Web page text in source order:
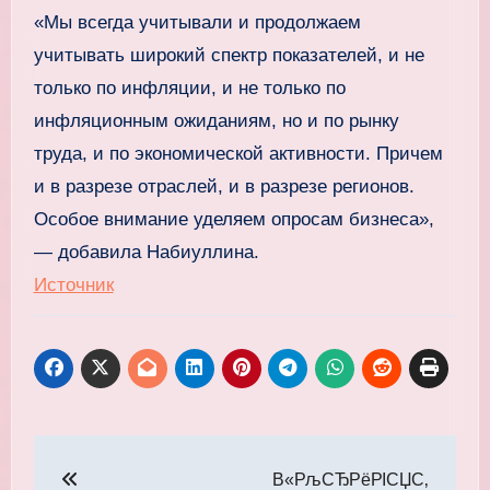
«Мы всегда учитывали и продолжаем
учитывать широкий спектр показателей, и не
только по инфляции, и не только по
инфляционным ожиданиям, но и по рынку
труда, и по экономической активности. Причем
и в разрезе отраслей, и в разрезе регионов.
Особое внимание уделяем опросам бизнеса»,
— добавила Набиуллина.
Источник
В«РљСЂРёРІСЏС‚